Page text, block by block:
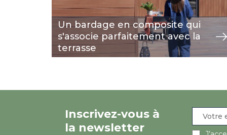
Un bardage en composite qui
s'associe parfaitement avec la
terrasse
Inscrivez-vous à
la newsletter